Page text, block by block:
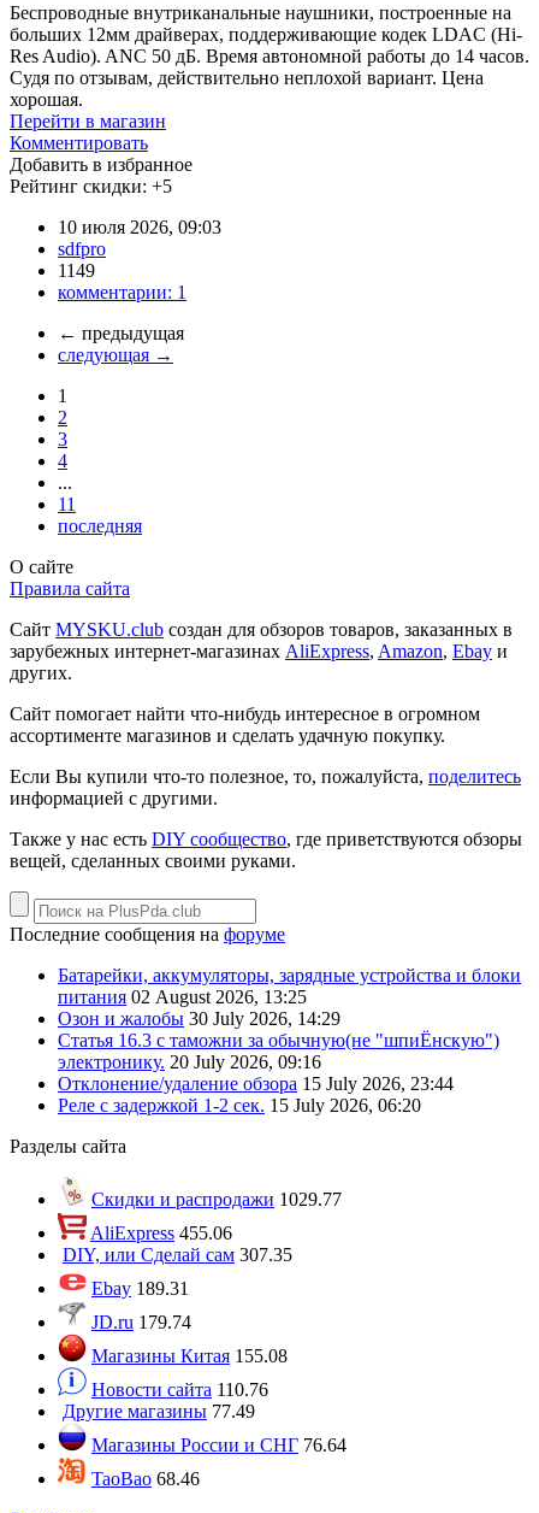
Беспроводные внутриканальные наушники, построенные на
больших 12мм драйверах, поддерживающие кодек LDAC (Hi-
Res Audio). ANC 50 дБ. Время автономной работы до 14 часов.
Судя по отзывам, действительно неплохой вариант. Цена
хорошая.
Перейти в магазин
Комментировать
Добавить в избранное
Рейтинг скидки: +5
10 июля 2026, 09:03
sdfpro
1149
комментарии: 1
← предыдущая
следующая →
1
2
3
4
...
11
последняя
О сайте
Правила сайта
Сайт MYSKU.club cоздан для обзоров товаров, заказанных в
зарубежных интернет-магазинах AliExpress, Amazon, Ebay и
других.
Сайт помогает найти что-нибудь интересное в огромном
ассортименте магазинов и сделать удачную покупку.
Если Вы купили что-то полезное, то, пожалуйста, поделитесь
информацией с другими.
Также у нас есть DIY сообщество, где приветствуются обзоры
вещей, сделанных своими руками.
Последние сообщения на форуме
Батарейки, аккумуляторы, зарядные устройства и блоки
питания 02 August 2026, 13:25
Озон и жалобы 30 July 2026, 14:29
Статья 16.3 с таможни за обычную(не "шпиЁнскую")
электронику. 20 July 2026, 09:16
Отклонение/удаление обзора 15 July 2026, 23:44
Реле с задержкой 1-2 сек. 15 July 2026, 06:20
Разделы сайта
Скидки и распродажи 1029.77
AliExpress 455.06
DIY, или Сделай сам 307.35
Ebay 189.31
JD.ru 179.74
Магазины Китая 155.08
Новости сайта 110.76
Другие магазины 77.49
Магазины России и СНГ 76.64
TaoBao 68.46